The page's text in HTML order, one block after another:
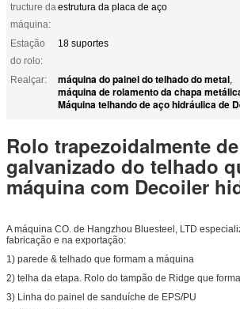
tructure da
máquina:
estrutura da placa de aço
Estação
do rolo:
18 suportes
Realçar: máquina do painel do telhado do metal,
máquina de rolamento da chapa
Máquina telhando de aço hidráulica de
Rolo trapezoidalmente
galvanizado do telhado
máquina com Decoiler
A máquina CO. de Hangzhou Bluesteel, LTD
fabricação e na exportação:
1) parede & telhado que formam a máquina
2) telha da etapa. Rolo do tampão de Ridge que
3) Linha do painel de sanduíche de EPS/PU